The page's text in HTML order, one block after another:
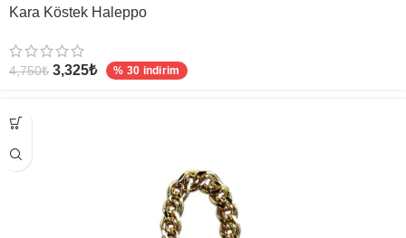
Kara Köstek Haleppo
4,750₺ 3,325₺ % 30 indirim